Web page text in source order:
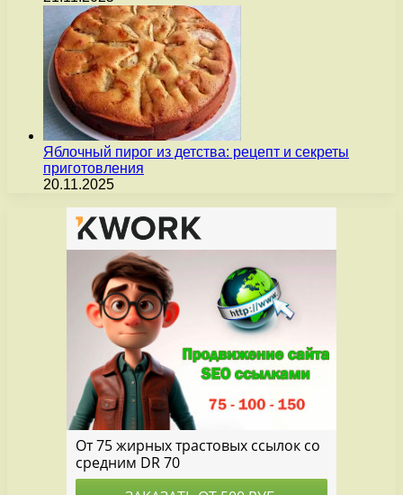
Яблочный пирог из детства: рецепт и секреты
приготовления
20.11.2025